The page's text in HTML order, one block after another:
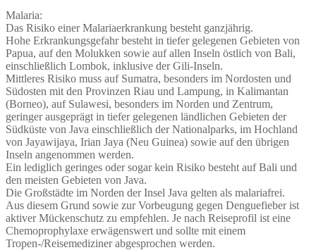
Malaria:
Das Risiko einer Malariaerkrankung besteht ganzjährig.
Hohe Erkrankungsgefahr besteht in tiefer gelegenen Gebieten von
Papua, auf den Molukken sowie auf allen Inseln östlich von Bali,
einschließlich Lombok, inklusive der Gili-Inseln.
Mittleres Risiko muss auf Sumatra, besonders im Nordosten und
Südosten mit den Provinzen Riau und Lampung, in Kalimantan
(Borneo), auf Sulawesi, besonders im Norden und Zentrum,
geringer ausgeprägt in tiefer gelegenen ländlichen Gebieten der
Südküste von Java einschließlich der Nationalparks, im Hochland
von Jayawijaya, Irian Jaya (Neu Guinea) sowie auf den übrigen
Inseln angenommen werden.
Ein lediglich geringes oder sogar kein Risiko besteht auf Bali und
den meisten Gebieten von Java.
Die Großstädte im Norden der Insel Java gelten als malariafrei.
Aus diesem Grund sowie zur Vorbeugung gegen Denguefieber ist
aktiver Mückenschutz zu empfehlen. Je nach Reiseprofil ist eine
Chemoprophylaxe erwägenswert und sollte mit einem
Tropen-/Reisemediziner abgesprochen werden.